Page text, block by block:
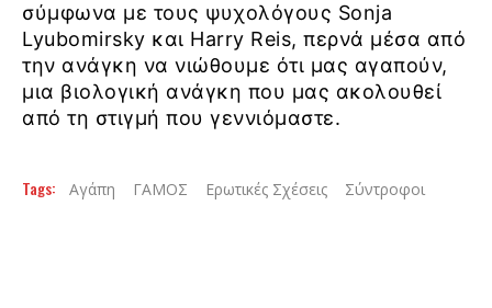
σύμφωνα με τους ψυχολόγους Sonja
Lyubomirsky και Harry Reis, περνά μέσα από
την ανάγκη να νιώθουμε ότι μας αγαπούν,
μια βιολογική ανάγκη που μας ακολουθεί
από τη στιγμή που γεννιόμαστε.
Tags: Αγάπη ΓΑΜΟΣ Ερωτικές Σχέσεις Σύντροφοι